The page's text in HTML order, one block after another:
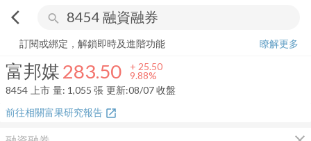
arrow_back_ios search
富邦媒 283.50+9.88%
訂閱或綁定，解鎖即時及進階功能
瞭解更多
富邦媒283.50 + 25.50
9.88%
8454 上市 量: 1,055 張 更新:08/07 收盤
前往相關富果研究報告 open_in_new